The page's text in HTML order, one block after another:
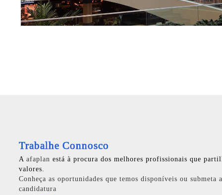
Trabalhe Connosco
A afaplan está à procura dos melhores profissionais que
valores.
Conheça as oportunidades que temos disponíveis ou submeta
candidatura